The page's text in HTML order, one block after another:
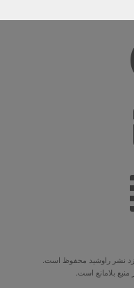
بلامانع است.